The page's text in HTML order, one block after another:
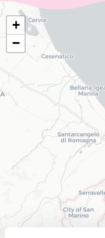
+
−